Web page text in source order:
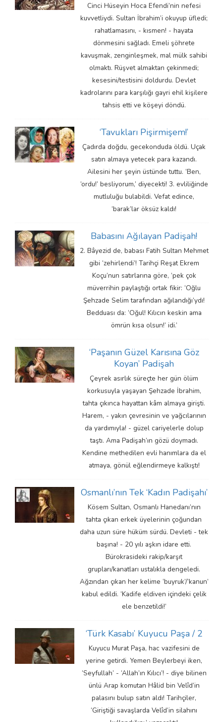
Cinci Hüseyin Hoca Efendi’nin nefesi
kuvvetliydi. Sultan İbrahim’i okuyup üfledi;
rahatlamasını, - kısmen! - hayata
dönmesini sağladı. Emeli şöhrete
kavuşmak, zenginleşmek, mal mülk sahibi
olmaktı. Rüşvet almaktan çekinmedi;
kesesini/testisini doldurdu. Devlet
kadrolarını para karşılığı gayri ehil kişilere
tahsis etti ve köşeyi döndü.
‘Tavukları Pişirmişem!’
Çadırda doğdu, gecekonduda öldü. Uçak
satın almaya yetecek para kazandı.
Ailesini her şeyin üstünde tuttu. ‘Ben,
‘ordu!’ besliyorum,’ diyecekti! 3. evliliğinde
mutluluğu bulabildi. Vefat edince,
‘barak’lar öksüz kaldı!
Babasını Ağılayan Padişah!
2. Bâyezid de, babası Fatih Sultan Mehmet
gibi ‘zehirlendi’! Tarihçi Reşat Ekrem
Koçu’nun satırlarına göre, ‘pek çok
müverrihin paylaştığı ortak fikir: ‘Oğlu
Şehzade Selim tarafından ağılandığı’ydı!
Bedduası da: ‘Oğul! Kılıcın keskin ama
ömrün kısa olsun!’ idi.’
‘Paşanın Güzel Karısına Göz
Koyan’ Padişah
Çeyrek asırlık süreçte her gün ölüm
korkusuyla yaşayan Şehzade İbrahim,
tahta çıkınca hayattan kâm almaya girişti.
Harem, - yakın çevresinin ve yağcılarının
da yardımıyla! - güzel cariyelerle dolup
taştı. Ama Padişah’ın gözü doymadı.
Kendine methedilen evli hanımlara da el
atmaya, gönül eğlendirmeye kalkıştı!
Osmanlı’nın Tek ‘Kadın Padişahı’
Kösem Sultan, Osmanlı Hanedanı’nın
tahta çıkan erkek üyelerinin çoğundan
daha uzun süre hüküm sürdü. Devleti - tek
başına! - 20 yılı aşkın idare etti.
Bürokrasideki rakip/karşıt
grupları/kanatları ustalıkla dengeledi.
Ağzından çıkan her kelime ‘buyruk’/‘kanun’
kabul edildi. ‘Kadife eldiven içindeki çelik
ele benzetildi!’
‘Türk Kasabı’ Kuyucu Paşa / 2
Kuyucu Murat Paşa, hac vazifesini de
yerine getirdi. Yemen Beylerbeyi iken,
‘Seyfullah’ - ‘Allah’ın Kılıcı’! - diye bilinen
ünlü Arap komutan Hâlid bin Velîd’in
palasını bulup satın aldı! Tarihçiler,
‘Giriştiği savaşlarda Velîd’in silahını